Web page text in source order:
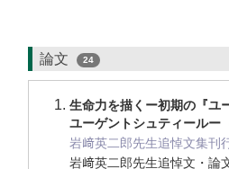
論文 24
生命力を描くー初期の『ユ
ユーゲントシュティールー
岩﨑英二郎先生追悼文集刊
岩﨑英二郎先生追悼文・